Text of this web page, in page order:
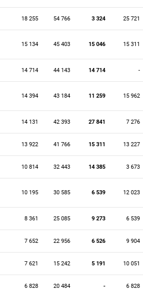
18 255 54 766 3 324 25 721
15 134 45 403 15 046 15 311
14 714 44 143 14 714 -
14 394 43 184 11 259 15 962
14 131 42 393 27 841 7 276
13 922 41 766 15 311 13 227
10 814 32 443 14 385 3 673
10 195 30 585 6 539 12 023
8 361 25 085 9 273 6 539
7 652 22 956 6 526 9 904
7 621 15 242 5 191 10 051
6 828 20 484 - 6 828